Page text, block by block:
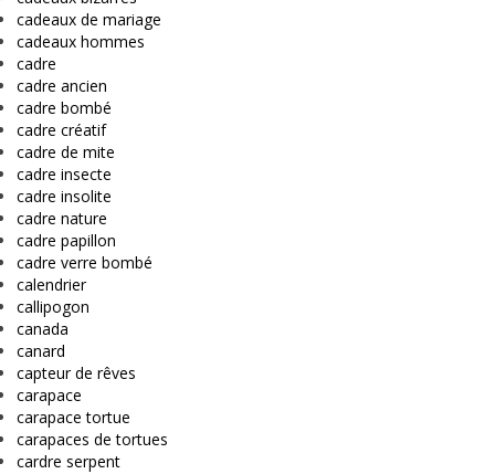
cadeaux de mariage
cadeaux hommes
cadre
cadre ancien
cadre bombé
cadre créatif
cadre de mite
cadre insecte
cadre insolite
cadre nature
cadre papillon
cadre verre bombé
calendrier
callipogon
canada
canard
capteur de rêves
carapace
carapace tortue
carapaces de tortues
cardre serpent